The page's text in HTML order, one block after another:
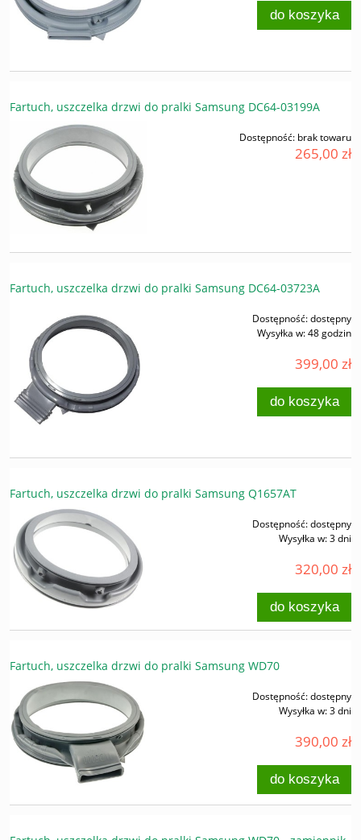
do koszyka
Fartuch, uszczelka drzwi do pralki Samsung DC64-03199A
Dostępność: brak towaru
265,00 zł
Fartuch, uszczelka drzwi do pralki Samsung DC64-03723A
Dostępność:dostępny
Wysyłka w:48 godzin
399,00 zł
do koszyka
Fartuch, uszczelka drzwi do pralki Samsung Q1657AT
Dostępność:dostępny
Wysyłka w:3 dni
320,00 zł
do koszyka
Fartuch, uszczelka drzwi do pralki Samsung WD70
Dostępność:dostępny
Wysyłka w:3 dni
390,00 zł
do koszyka